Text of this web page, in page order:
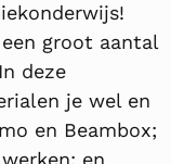
groot aantal
deze
je wel en
en Beambox;
en